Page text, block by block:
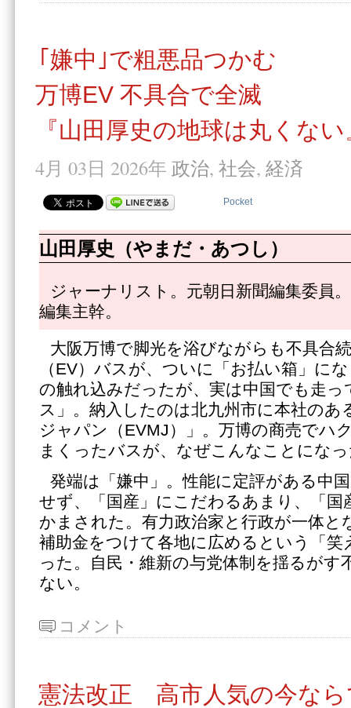
｢嫌中｣で粗悪品つかむ
万博EV 不具合で全滅
『山田厚史の地球は丸くな
4月 03日 2026年 政治, 社会, 経済
Pocket
山田厚史（やまだ・あつし）
ジャーナリスト。元朝日新聞編集委員
編集主幹。
大阪万博で脚光を浴びながらも不具合
（EV）バスが、ついに「お払い箱」に
の触れ込みだったが、実は中国でも走っ
ス」。納入したのは北九州市に本社のあ
ジャパン（EVMJ）」。万博の商売でハ
まくったバスが、なぜこんなことにな
発端は「嫌中」。性能に定評がある中
せず、「国産」にこだわるあまり、「
かまされた。有力政治家と行政が一体と
補助金をつけて各地に広めるという「笑
った。自民・維新の与党体制を揺るがす
ない。
コメント
憲法改正 高市人気の今なら